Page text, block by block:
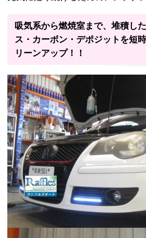
吸気系から燃焼室まで、堆積し
ス・カーボン・デポジットを短
リーンアップ！！